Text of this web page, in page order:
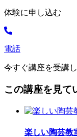
体験に申し込む
電話
今すぐ講座を受講
この講座を見て
楽しい陶芸教